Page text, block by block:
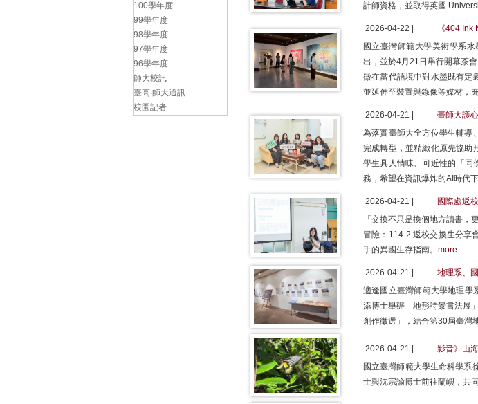
計師資格，並取得英國
2026-04-22 |
《404
國立臺灣師範大學美術學系
出，並於4月21日舉行開幕茶
徵在當代語境中對水墨既有定
並延伸至裝置與錄像等媒材，
2026-04-21 |
臺師大護
為落實臺師大全方位學生輔導
完成轉型，並精緻化原先協助
學生具人情味、可近性的「同
務，希望在資訊爆炸的AI時代
2026-04-21 |
國際處返
「交換不只是換個地方讀書，
冒險：114-2 返校交換生分享
手的異國生存指南。 more
2026-04-21 |
地理系、
適逢國立臺灣師範大學地理學
添博士舉辦「地形詩景書法展
創作徵選」，結合第30屆臺灣
2026-04-21 |
影音》山
國立臺灣師範大學生命科學系
士與沈宗諭博士前往蘭嶼，共
100學年度
99學年度
98學年度
97學年度
96學年度
師大校訊
臺高‧師大通訊
校園記者